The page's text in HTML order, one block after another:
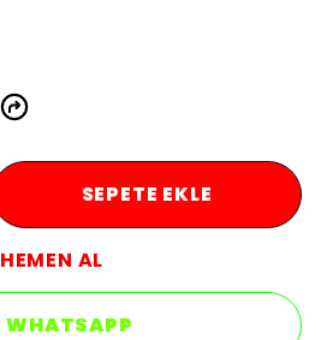
SEPETE EKLE
HEMEN AL
WHATSAPP